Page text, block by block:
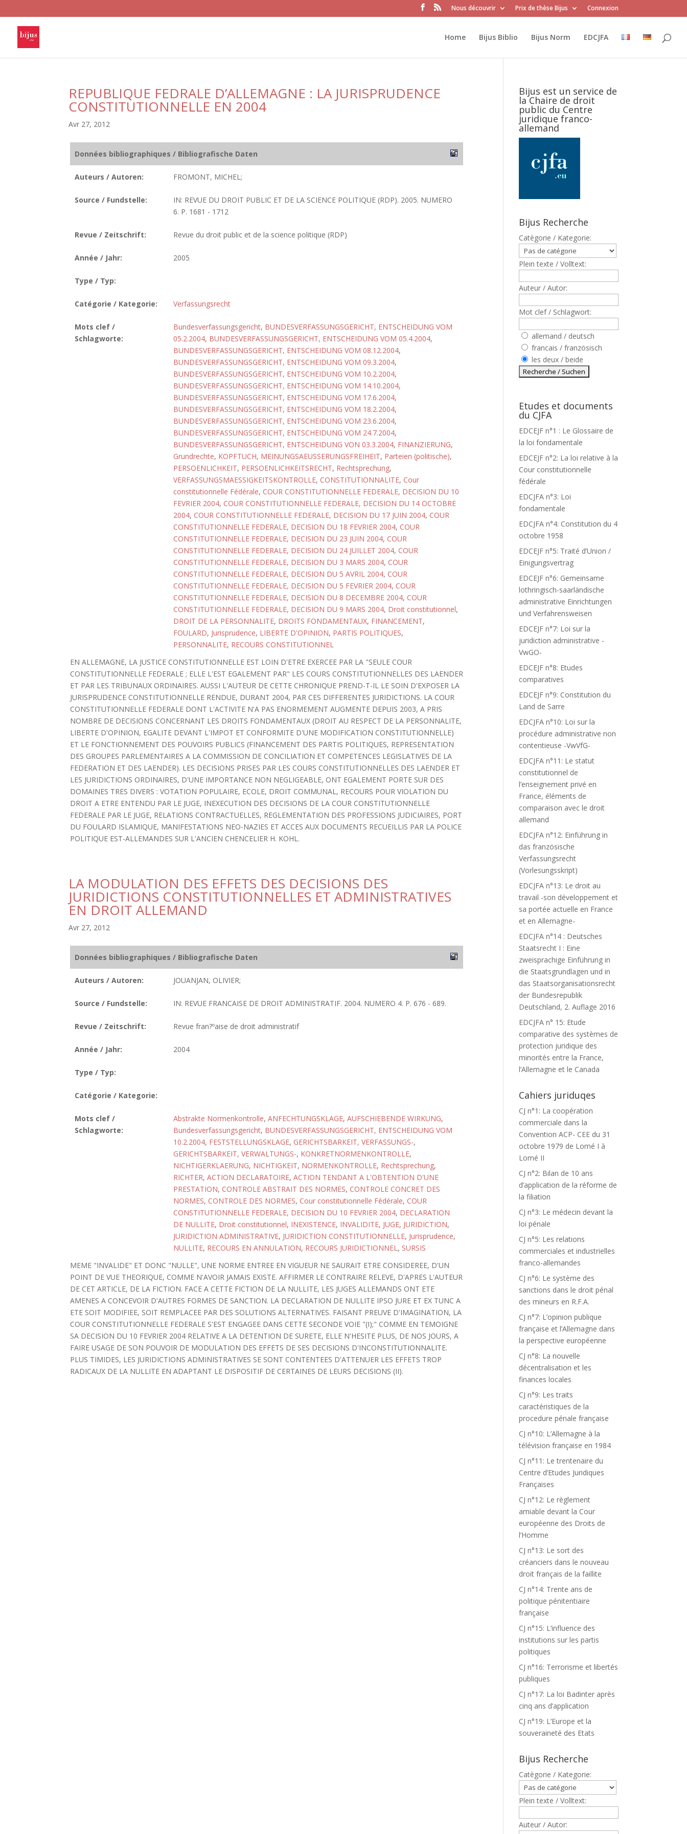
Nous découvrir Prix de thèse Bijus Connexion
Home Bijus Biblio Bijus Norm EDCJFA
REPUBLIQUE FEDRALE D’ALLEMAGNE : LA JURISPRUDENCE
CONSTITUTIONNELLE EN 2004
Avr 27, 2012
Données bibliographiques / Bibliografische Daten
Auteurs / Autoren: FROMONT, MICHEL;
Source / Fundstelle:
IN: REVUE DU DROIT PUBLIC ET DE LA SCIENCE POLITIQUE (RDP). 2005. NUMERO
6. P. 1681 - 1712
Revue / Zeitschrift: Revue du droit public et de la science politique (RDP)
Année / Jahr: 2005
Type / Typ:
Catégorie / Kategorie: Verfassungsrecht
Mots clef /
Schlagworte:
Bundesverfassungsgericht, BUNDESVERFASSUNGSGERICHT, ENTSCHEIDUNG VOM
05.2.2004, BUNDESVERFASSUNGSGERICHT, ENTSCHEIDUNG VOM 05.4.2004,
BUNDESVERFASSUNGSGERICHT, ENTSCHEIDUNG VOM 08.12.2004,
BUNDESVERFASSUNGSGERICHT, ENTSCHEIDUNG VOM 09.3.2004,
BUNDESVERFASSUNGSGERICHT, ENTSCHEIDUNG VOM 10.2.2004,
BUNDESVERFASSUNGSGERICHT, ENTSCHEIDUNG VOM 14.10.2004,
BUNDESVERFASSUNGSGERICHT, ENTSCHEIDUNG VOM 17.6.2004,
BUNDESVERFASSUNGSGERICHT, ENTSCHEIDUNG VOM 18.2.2004,
BUNDESVERFASSUNGSGERICHT, ENTSCHEIDUNG VOM 23.6.2004,
BUNDESVERFASSUNGSGERICHT, ENTSCHEIDUNG VOM 24.7.2004,
BUNDESVERFASSUNGSGERICHT, ENTSCHEIDUNG VON 03.3.2004, FINANZIERUNG,
Grundrechte, KOPFTUCH, MEINUNGSAEUSSERUNGSFREIHEIT, Parteien (politische),
PERSOENLICHKEIT, PERSOENLICHKEITSRECHT, Rechtsprechung,
VERFASSUNGSMAESSIGKEITSKONTROLLE, CONSTITUTIONNALITE, Cour
constitutionnelle Fédérale, COUR CONSTITUTIONNELLE FEDERALE, DECISION DU 10
FEVRIER 2004, COUR CONSTITUTIONNELLE FEDERALE, DECISION DU 14 OCTOBRE
2004, COUR CONSTITUTIONNELLE FEDERALE, DECISION DU 17 JUIN 2004, COUR
CONSTITUTIONNELLE FEDERALE, DECISION DU 18 FEVRIER 2004, COUR
CONSTITUTIONNELLE FEDERALE, DECISION DU 23 JUIN 2004, COUR
CONSTITUTIONNELLE FEDERALE, DECISION DU 24 JUILLET 2004, COUR
CONSTITUTIONNELLE FEDERALE, DECISION DU 3 MARS 2004, COUR
CONSTITUTIONNELLE FEDERALE, DECISION DU 5 AVRIL 2004, COUR
CONSTITUTIONNELLE FEDERALE, DECISION DU 5 FEVRIER 2004, COUR
CONSTITUTIONNELLE FEDERALE, DECISION DU 8 DECEMBRE 2004, COUR
CONSTITUTIONNELLE FEDERALE, DECISION DU 9 MARS 2004, Droit constitutionnel,
DROIT DE LA PERSONNALITE, DROITS FONDAMENTAUX, FINANCEMENT,
FOULARD, Jurisprudence, LIBERTE D'OPINION, PARTIS POLITIQUES,
PERSONNALITE, RECOURS CONSTITUTIONNEL
EN ALLEMAGNE, LA JUSTICE CONSTITUTIONNELLE EST LOIN D'ETRE EXERCEE PAR LA "SEULE COUR
CONSTITUTIONNELLE FEDERALE ; ELLE L'EST EGALEMENT PAR" LES COURS CONSTITUTIONNELLES DES LAENDER
ET PAR LES TRIBUNAUX ORDINAIRES. AUSSI L'AUTEUR DE CETTE CHRONIQUE PREND-T-IL LE SOIN D'EXPOSER LA
JURISPRUDENCE CONSTITUTIONNELLE RENDUE, DURANT 2004, PAR CES DIFFERENTES JURIDICTIONS. LA COUR
CONSTITUTIONNELLE FEDERALE DONT L'ACTIVITE N'A PAS ENORMEMENT AUGMENTE DEPUIS 2003, A PRIS
NOMBRE DE DECISIONS CONCERNANT LES DROITS FONDAMENTAUX (DROIT AU RESPECT DE LA PERSONNALITE,
LIBERTE D'OPINION, EGALITE DEVANT L'IMPOT ET CONFORMITE D'UNE MODIFICATION CONSTITUTIONNELLE)
ET LE FONCTIONNEMENT DES POUVOIRS PUBLICS (FINANCEMENT DES PARTIS POLITIQUES, REPRESENTATION
DES GROUPES PARLEMENTAIRES A LA COMMISSION DE CONCILIATION ET COMPETENCES LEGISLATIVES DE LA
FEDERATION ET DES LAENDER). LES DECISIONS PRISES PAR LES COURS CONSTITUTIONNELLES DES LAENDER ET
LES JURIDICTIONS ORDINAIRES, D'UNE IMPORTANCE NON NEGLIGEABLE, ONT EGALEMENT PORTE SUR DES
DOMAINES TRES DIVERS : VOTATION POPULAIRE, ECOLE, DROIT COMMUNAL, RECOURS POUR VIOLATION DU
DROIT A ETRE ENTENDU PAR LE JUGE, INEXECUTION DES DECISIONS DE LA COUR CONSTITUTIONNELLE
FEDERALE PAR LE JUGE, RELATIONS CONTRACTUELLES, REGLEMENTATION DES PROFESSIONS JUDICIAIRES, PORT
DU FOULARD ISLAMIQUE, MANIFESTATIONS NEO-NAZIES ET ACCES AUX DOCUMENTS RECUEILLIS PAR LA POLICE
POLITIQUE EST-ALLEMANDES SUR L'ANCIEN CHENCELIER H. KOHL.
LA MODULATION DES EFFETS DES DECISIONS DES
JURIDICTIONS CONSTITUTIONNELLES ET ADMINISTRATIVES
EN DROIT ALLEMAND
Avr 27, 2012
Données bibliographiques / Bibliografische Daten
Auteurs / Autoren: JOUANJAN, OLIVIER;
Source / Fundstelle: IN: REVUE FRANCAISE DE DROIT ADMINISTRATIF. 2004. NUMERO 4. P. 676 - 689.
Revue / Zeitschrift: Revue fran?ºaise de droit administratif
Année / Jahr: 2004
Type / Typ:
Catégorie / Kategorie:
Mots clef /
Schlagworte:
Abstrakte Normenkontrolle, ANFECHTUNGSKLAGE, AUFSCHIEBENDE WIRKUNG,
Bundesverfassungsgericht, BUNDESVERFASSUNGSGERICHT, ENTSCHEIDUNG VOM
10.2.2004, FESTSTELLUNGSKLAGE, GERICHTSBARKEIT, VERFASSUNGS-,
GERICHTSBARKEIT, VERWALTUNGS-, KONKRETNORMENKONTROLLE,
NICHTIGERKLAERUNG, NICHTIGKEIT, NORMENKONTROLLE, Rechtsprechung,
RICHTER, ACTION DECLARATOIRE, ACTION TENDANT A L'OBTENTION D'UNE
PRESTATION, CONTROLE ABSTRAIT DES NORMES, CONTROLE CONCRET DES
NORMES, CONTROLE DES NORMES, Cour constitutionnelle Fédérale, COUR
CONSTITUTIONNELLE FEDERALE, DECISION DU 10 FEVRIER 2004, DECLARATION
DE NULLITE, Droit constitutionnel, INEXISTENCE, INVALIDITE, JUGE, JURIDICTION,
JURIDICTION ADMINISTRATIVE, JURIDICTION CONSTITUTIONNELLE, Jurisprudence,
NULLITE, RECOURS EN ANNULATION, RECOURS JURIDICTIONNEL, SURSIS
MEME "INVALIDE" ET DONC "NULLE", UNE NORME ENTREE EN VIGUEUR NE SAURAIT ETRE CONSIDEREE, D'UN
POINT DE VUE THEORIQUE, COMME N'AVOIR JAMAIS EXISTE. AFFIRMER LE CONTRAIRE RELEVE, D'APRES L'AUTEUR
DE CET ARTICLE, DE LA FICTION. FACE A CETTE FICTION DE LA NULLITE, LES JUGES ALLEMANDS ONT ETE
AMENES A CONCEVOIR D'AUTRES FORMES DE SANCTION. LA DECLARATION DE NULLITE IPSO JURE ET EX TUNC A
ETE SOIT MODIFIEE, SOIT REMPLACEE PAR DES SOLUTIONS ALTERNATIVES. FAISANT PREUVE D'IMAGINATION, LA
COUR CONSTITUTIONNELLE FEDERALE S'EST ENGAGEE DANS CETTE SECONDE VOIE "(I);" COMME EN TEMOIGNE
SA DECISION DU 10 FEVRIER 2004 RELATIVE A LA DETENTION DE SURETE, ELLE N'HESITE PLUS, DE NOS JOURS, A
FAIRE USAGE DE SON POUVOIR DE MODULATION DES EFFETS DE SES DECISIONS D'INCONSTITUTIONNALITE.
PLUS TIMIDES, LES JURIDICTIONS ADMINISTRATIVES SE SONT CONTENTEES D'ATTENUER LES EFFETS TROP
RADICAUX DE LA NULLITE EN ADAPTANT LE DISPOSITIF DE CERTAINES DE LEURS DECISIONS (II).
Bijus est un service de
la Chaire de droit
public du Centre
juridique franco-
allemand
Bijus Recherche
Catègorie / Kategorie:
Plein texte / Volltext:
Auteur / Autor:
Mot clef / Schlagwort:
allemand / deutsch
francais / französisch
les deux / beide
Etudes et documents
du CJFA
EDCEJF n°1 : Le Glossaire de
la loi fondamentale
EDCEJF n°2: La loi relative à la
Cour constitutionnelle
fédérale
EDCJFA n°3: Loi
fondamentale
EDCJFA n°4: Constitution du 4
octobre 1958
EDCEJF n°5: Traité d’Union /
Einigungsvertrag
EDCEJF n°6: Gemeinsame
lothringisch-saarländische
administrative Einrichtungen
und Verfahrensweisen
EDCEJF n°7: Loi sur la
juridiction administrative -
VwGO-
EDCEJF n°8: Etudes
comparatives
EDCEJF n°9: Constitution du
Land de Sarre
EDCJFA n°10: Loi sur la
procédure administrative non
contentieuse -VwVfG-
EDCJFA n°11: Le statut
constitutionnel de
l’enseignement privé en
France, éléments de
comparaison avec le droit
allemand
EDCJFA n°12: Einführung in
das französische
Verfassungsrecht
(Vorlesungsskript)
EDCJFA n°13: Le droit au
travail -son développement et
sa portée actuelle en France
et en Allemagne-
EDCJFA n°14 : Deutsches
Staatsrecht I : Eine
zweisprachige Einführung in
die Staatsgrundlagen und in
das Staatsorganisationsrecht
der Bundesrepublik
Deutschland, 2. Auflage 2016
EDCJFA n° 15: Etude
comparative des systèmes de
protection juridique des
minorités entre la France,
l’Allemagne et le Canada
Cahiers juriduqes
CJ n°1: La coopération
commerciale dans la
Convention ACP- CEE du 31
octobre 1979 de Lomé I à
Lomé II
CJ n°2: Bilan de 10 ans
d’application de la réforme de
la filiation
CJ n°3: Le médecin devant la
loi pénale
CJ n°5: Les relations
commerciales et industrielles
franco-allemandes
CJ n°6: Le système des
sanctions dans le droit pénal
des mineurs en R.F.A.
CJ n°7: L’opinion publique
française et l’Allemagne dans
la perspective européenne
CJ n°8: La nouvelle
décentralisation et les
finances locales
CJ n°9: Les traits
caractéristiques de la
procedure pénale française
CJ n°10: L’Allemagne à la
télévision française en 1984
CJ n°11: Le trentenaire du
Centre d’Etudes Juridiques
Françaises
CJ n°12: Le règlement
amiable devant la Cour
européenne des Droits de
l’Homme
CJ n°13: Le sort des
créanciers dans le nouveau
droit français de la faillite
CJ n°14: Trente ans de
politique pénitentiaire
française
CJ n°15: L’influence des
institutions sur les partis
politiques
CJ n°16: Terrorisme et libertés
publiques
CJ n°17: La loi Badinter après
cinq ans d’application
CJ n°19: L’Europe et la
souveraineté des Etats
Bijus Recherche
Catègorie / Kategorie:
Plein texte / Volltext:
Auteur / Autor: